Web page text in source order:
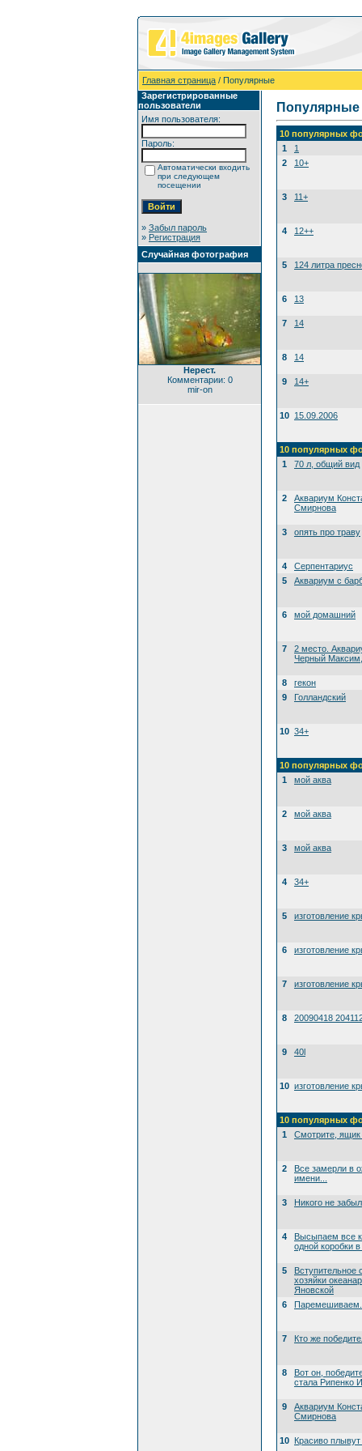
Главная страница / Популярные
Зарегистрированные
пользователи
Имя пользователя:
Пароль:
Автоматически входить
при следующем
посещении
» Забыл пароль
» Регистрация
Случайная фотография
Нерест.
Комментарии: 0
mir-on
Популярные
10 популярных
1
1
2
10+
3 11+
4 12++
5 124 литра
6 13
7 14
8 14
9 14+
10 15.09.2006
10 популярных
1
70 л, общий вид
2
Аквариум
Смирнова
3 опять про траву
4
Серпентариус
5
Аквариум с
6 мой домашний
7
2 место.
Черный Максим,
8
гекон
9
Голландский
10 34+
10 популярных
1
мой аква
2 мой аква
3 мой аква
4 34+
5 изготовление
6 изготовление
7 изготовление
8 20090418
9 40l
10 изготовление
10 популярных
1
Смотрите, ящик
2
Все замерли в
имени...
3 Никого не
4
Высыпаем все
одной коробки
5
Вступительное
хозяйки
Яновской
6
7 Кто же
8
Вот он,
стала Рипенко
9
Аквариум
Смирнова
10 Красиво плывут